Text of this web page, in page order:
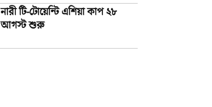
নারী টি-টোয়েন্টি এশিয়া কাপ ২৮
আগস্ট শুরু